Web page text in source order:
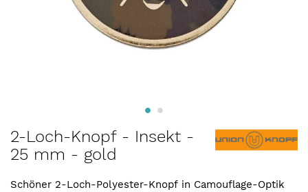
Anfang
der
springen
2-Loch-Knopf - Insekt -
25 mm - gold
Schöner 2-Loch-Polyester-Knopf in Camouflage-Optik